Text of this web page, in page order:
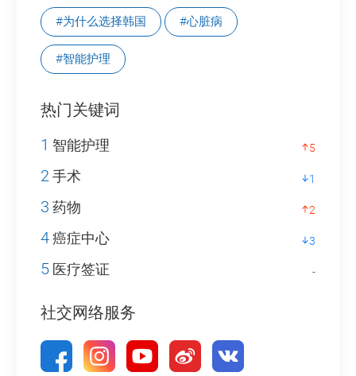
#为什么选择韩国 #心脏病
#智能护理
热门关键词
1 智能护理 5
2 手术 1
3 药物 2
4癌症中心 3
5 医疗签证 -
社交网络服务